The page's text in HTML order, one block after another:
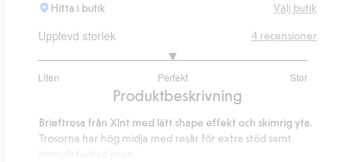
Hitta i butik Välj butik
Upplevd storlek
Liten Perfekt Stor
utav
2
betyg
4 recensioner
Produktbeskrivning
Brieftrosa från Xlnt med lätt shape effekt och skimrig yta.
Trosorna har hög midja med resår för extra stöd samt